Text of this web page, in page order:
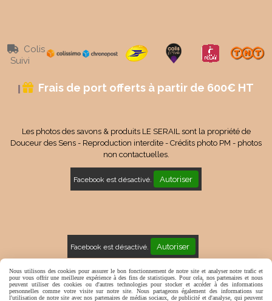

Colis
Suivi
 Frais de port offerts à partir de 600€ HT
Les photos des savons & produits LE SERAIL sont la propriété de
Douceur des Sens - Reproduction interdite - Crédits photo PM - photos
non contactuelles.
Facebook est désactivé. Autoriser
Facebook est désactivé. Autoriser
Mentions Légales Conditions générales de vente
Politique de confidentialité Gestion cookies Mon Compte
Nous utilisons des cookies pour assurer le bon fonctionnement de notre site et analyser notre trafic et
pour vous offrir une meilleure expérience à des fins de statistiques. Pour cela, nos partenaires et nous
peuvent utiliser des cookies ou d'autres technologies pour stocker et accéder à des informations
personnelles comme votre visite sur notre site. Nous partageons également des informations sur
l'utilisation de notre site avec nos partenaires de médias sociaux, de publicité et d'analyse, qui peuvent